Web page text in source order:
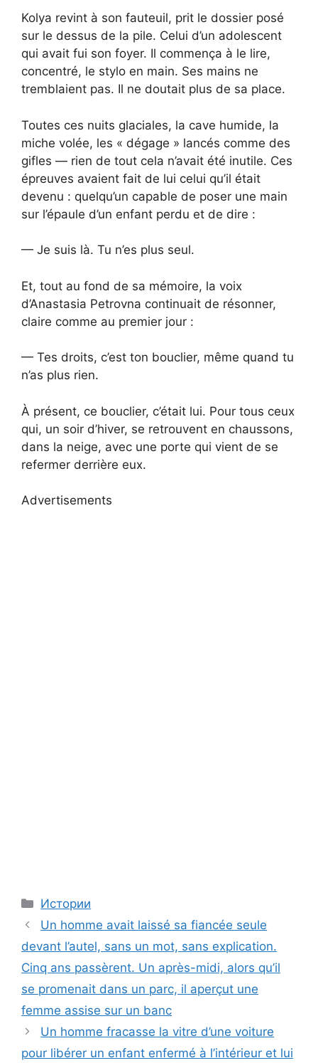
Kolya revint à son fauteuil, prit le dossier posé
sur le dessus de la pile. Celui d’un adolescent
qui avait fui son foyer. Il commença à le lire,
concentré, le stylo en main. Ses mains ne
tremblaient pas. Il ne doutait plus de sa place.
Toutes ces nuits glaciales, la cave humide, la
miche volée, les « dégage » lancés comme des
gifles — rien de tout cela n’avait été inutile. Ces
épreuves avaient fait de lui celui qu’il était
devenu : quelqu’un capable de poser une main
sur l’épaule d’un enfant perdu et de dire :
— Je suis là. Tu n’es plus seul.
Et, tout au fond de sa mémoire, la voix
d’Anastasia Petrovna continuait de résonner,
claire comme au premier jour :
— Tes droits, c’est ton bouclier, même quand tu
n’as plus rien.
À présent, ce bouclier, c’était lui. Pour tous ceux
qui, un soir d’hiver, se retrouvent en chaussons,
dans la neige, avec une porte qui vient de se
refermer derrière eux.
Advertisements
Categories
Истории
Un homme avait laissé sa fiancée seule
devant l’autel, sans un mot, sans explication.
Cinq ans passèrent. Un après-midi, alors qu’il
se promenait dans un parc, il aperçut une
femme assise sur un banc
Un homme fracasse la vitre d’une voiture
pour libérer un enfant enfermé à l’intérieur et lui